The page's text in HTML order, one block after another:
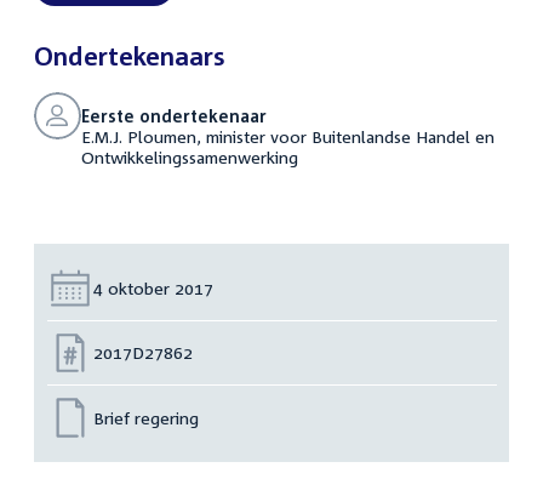
Ondertekenaars
Eerste ondertekenaar
E.M.J. Ploumen, minister voor Buitenlandse Handel en
Ontwikkelingssamenwerking
Datum:
4 oktober 2017
Nummer:
2017D27862
Brief regering